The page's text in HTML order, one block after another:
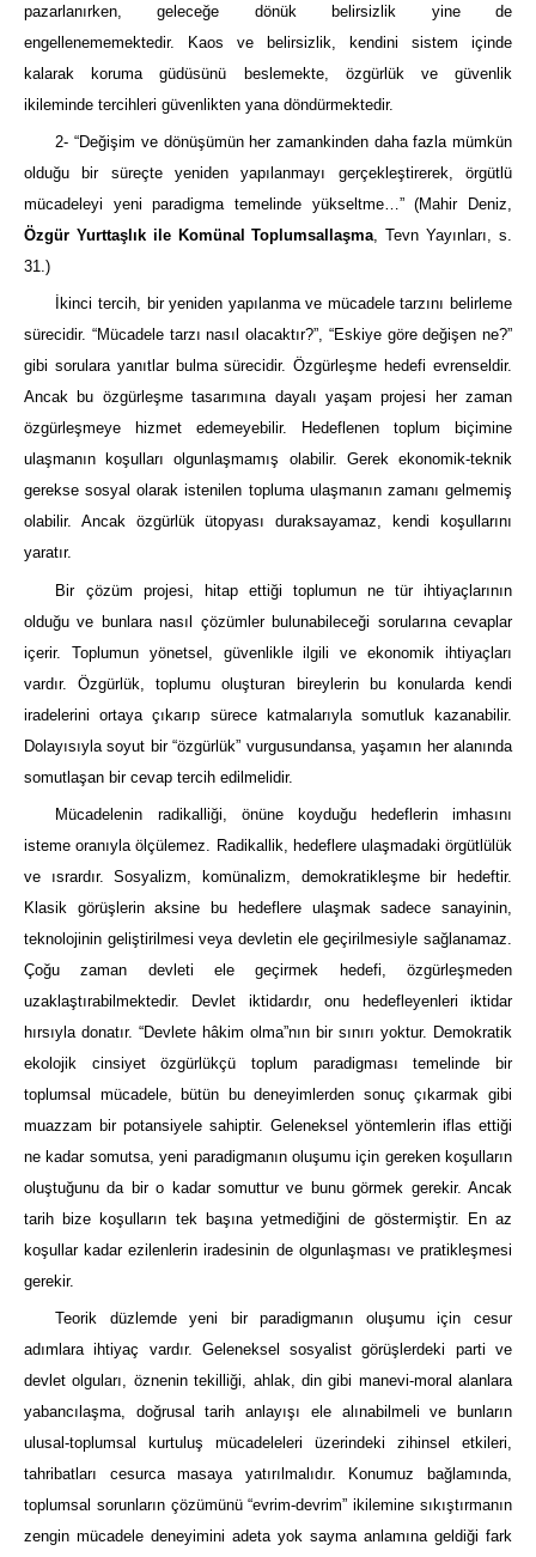
pazarlanırken, geleceğe dönük belirsizlik yine de
engellenememektedir. Kaos ve belirsizlik, kendini sistem içinde
kalarak koruma güdüsünü beslemekte, özgürlük ve güvenlik
ikileminde tercihleri güvenlikten yana döndürmektedir.
2- “Değişim ve dönüşümün her zamankinden daha fazla mümkün
olduğu bir süreçte yeniden yapılanmayı gerçekleştirerek, örgütlü
mücadeleyi yeni paradigma temelinde yükseltme…” (Mahir Deniz,
Özgür Yurttaşlık ile Komünal Toplumsallaşma, Tevn Yayınları, s.
31.)
İkinci tercih, bir yeniden yapılanma ve mücadele tarzını belirleme
sürecidir. “Mücadele tarzı nasıl olacaktır?”, “Eskiye göre değişen ne?”
gibi sorulara yanıtlar bulma sürecidir. Özgürleşme hedefi evrenseldir.
Ancak bu özgürleşme tasarımına dayalı yaşam projesi her zaman
özgürleşmeye hizmet edemeyebilir. Hedeflenen toplum biçimine
ulaşmanın koşulları olgunlaşmamış olabilir. Gerek ekonomik-teknik
gerekse sosyal olarak istenilen topluma ulaşmanın zamanı gelmemiş
olabilir. Ancak özgürlük ütopyası duraksayamaz, kendi koşullarını
yaratır.
Bir çözüm projesi, hitap ettiği toplumun ne tür ihtiyaçlarının
olduğu ve bunlara nasıl çözümler bulunabileceği sorularına cevaplar
içerir. Toplumun yönetsel, güvenlikle ilgili ve ekonomik ihtiyaçları
vardır. Özgürlük, toplumu oluşturan bireylerin bu konularda kendi
iradelerini ortaya çıkarıp sürece katmalarıyla somutluk kazanabilir.
Dolayısıyla soyut bir “özgürlük” vurgusundansa, yaşamın her alanında
somutlaşan bir cevap tercih edilmelidir.
Mücadelenin radikalliği, önüne koyduğu hedeflerin imhasını
isteme oranıyla ölçülemez. Radikallik, hedeflere ulaşmadaki örgütlülük
ve ısrardır. Sosyalizm, komünalizm, demokratikleşme bir hedeftir.
Klasik görüşlerin aksine bu hedeflere ulaşmak sadece sanayinin,
teknolojinin geliştirilmesi veya devletin ele geçirilmesiyle sağlanamaz.
Çoğu zaman devleti ele geçirmek hedefi, özgürleşmeden
uzaklaştırabilmektedir. Devlet iktidardır, onu hedefleyenleri iktidar
hırsıyla donatır. “Devlete hâkim olma”nın bir sınırı yoktur. Demokratik
ekolojik cinsiyet özgürlükçü toplum paradigması temelinde bir
toplumsal mücadele, bütün bu deneyimlerden sonuç çıkarmak gibi
muazzam bir potansiyele sahiptir. Geleneksel yöntemlerin iflas ettiği
ne kadar somutsa, yeni paradigmanın oluşumu için gereken koşulların
oluştuğunu da bir o kadar somuttur ve bunu görmek gerekir. Ancak
tarih bize koşulların tek başına yetmediğini de göstermiştir. En az
koşullar kadar ezilenlerin iradesinin de olgunlaşması ve pratikleşmesi
gerekir.
Teorik düzlemde yeni bir paradigmanın oluşumu için cesur
adımlara ihtiyaç vardır. Geleneksel sosyalist görüşlerdeki parti ve
devlet olguları, öznenin tekilliği, ahlak, din gibi manevi-moral alanlara
yabancılaşma, doğrusal tarih anlayışı ele alınabilmeli ve bunların
ulusal-toplumsal kurtuluş mücadeleleri üzerindeki zihinsel etkileri,
tahribatları cesurca masaya yatırılmalıdır. Konumuz bağlamında,
toplumsal sorunların çözümünü “evrim-devrim” ikilemine sıkıştırmanın
zengin mücadele deneyimini adeta yok sayma anlamına geldiği fark